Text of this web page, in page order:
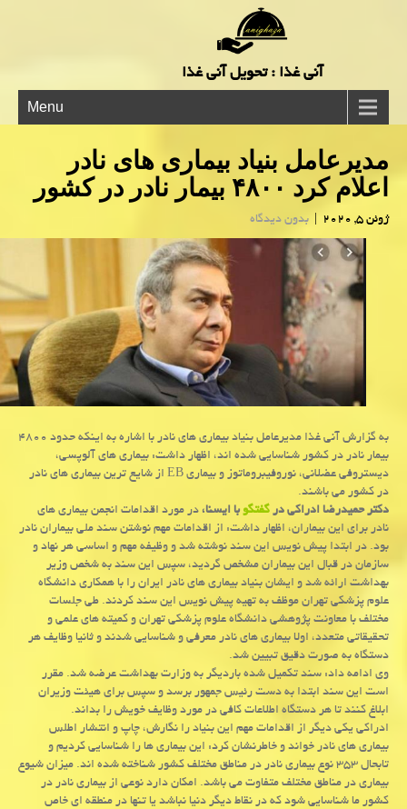
آنی غذا : تحویل آنی غذا
Menu
مدیرعامل بنیاد بیماری های نادر
اعلام كرد ۴۸۰۰ بیمار نادر در كشور
ژوئن 5, 2020 | بدون دیدگاه
به گزارش آنی غذا مدیرعامل بنیاد بیماری های نادر با اشاره به اینكه حدود ۴۸۰۰
بیمار نادر در كشور شناسایی شده اند، اظهار داشت: بیماری های آلوپسی،
دیستروفی عضلانی، نوروفیبروماتوز و بیماری EB از شایع ترین بیماری های نادر
در كشور می باشند.
دکتر حمیدرضا ادراکی درگفتگوبا ایسنا،در مورد اقدامات انجمن بیماری های
نادر برای این بیماران، اظهار داشت: از اقدامات مهم نوشتن سند ملی بیماران نادر
بود. در ابتدا پیش نویس این سند نوشته شد و وظیفه مهم و اساسی هر نهاد و
سازمان در قبال این بیماران مشخص گردید، سپس این سند به شخص وزیر
بهداشت ارائه شد و ایشان بنیاد بیماری های نادر ایران را با همکاری دانشگاه
علوم پزشکی تهران موظف به تهیه پیش نویس این سند کردند. طی جلسات
مختلف با معاونت پژوهشی دانشگاه علوم پزشکی تهران و کمیته های علمی و
تحقیقاتی متعدد، اولا بیماری های نادر معرفی و شناسایی شدند و ثانیا وظایف هر
دستگاه به صورت دقیق تبیین شد.
وی ادامه داد: سند تکمیل شده باردیگر به وزارت بهداشت عرضه شد. مقرر
است این سند ابتدا به دست رئیس جمهور برسد و سپس برای هیئت وزیران
ابلاغ کنند تا هر دستگاه اطلاعات کافی در مورد وظایف خویش را بداند.
ادراکی یکی دیگر از اقدامات مهم این بنیاد را نگارش، چاپ و انتشار اطلس
بیماری های نادر خواند و خاطرنشان کرد: این بیماری ها را شناسایی کردیم و
تابحال ۳۵۳ نوع بیماری نادر در مناطق مختلف کشور شناخته شده اند. میزان شیوع
بیماری در مناطق مختلف متفاوت می باشد. امکان دارد نوعی از بیماری نادر در
کشور ما شناسایی شود که در نقاط دیگر دنیا نباشد یا تنها در منطقه ای خاص